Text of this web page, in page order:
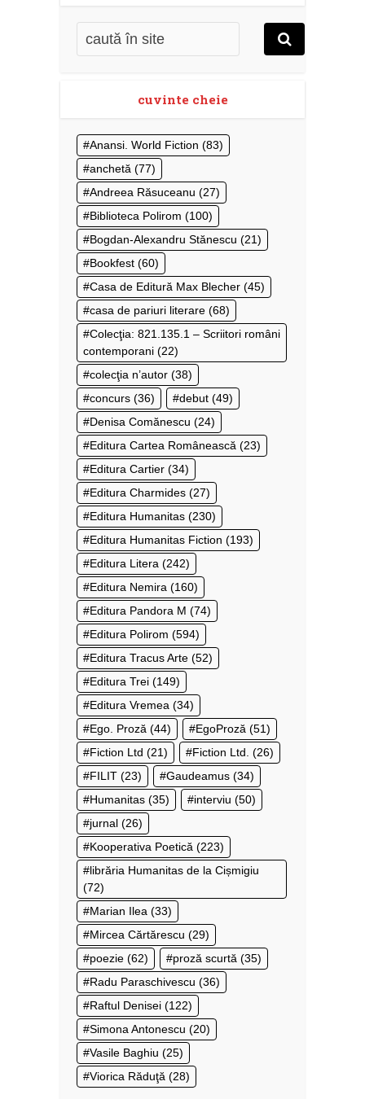
cuvinte cheie
Anansi. World Fiction (83)
anchetă (77)
Andreea Răsuceanu (27)
Biblioteca Polirom (100)
Bogdan-Alexandru Stănescu (21)
Bookfest (60)
Casa de Editură Max Blecher (45)
casa de pariuri literare (68)
Colecţia: 821.135.1 – Scriitori români
contemporani (22)
colecţia n’autor (38)
concurs (36) debut (49)
Denisa Comănescu (24)
Editura Cartea Românească (23)
Editura Cartier (34)
Editura Charmides (27)
Editura Humanitas (230)
Editura Humanitas Fiction (193)
Editura Litera (242)
Editura Nemira (160)
Editura Pandora M (74)
Editura Polirom (594)
Editura Tracus Arte (52)
Editura Trei (149)
Editura Vremea (34)
Ego. Proză (44) EgoProză (51)
Fiction Ltd (21) Fiction Ltd. (26)
FILIT (23) Gaudeamus (34)
Humanitas (35) interviu (50)
jurnal (26)
Kooperativa Poetică (223)
librăria Humanitas de la Cișmigiu
(72)
Marian Ilea (33)
Mircea Cărtărescu (29)
poezie (62) proză scurtă (35)
Radu Paraschivescu (36)
Raftul Denisei (122)
Simona Antonescu (20)
Vasile Baghiu (25)
Viorica Răduţă (28)